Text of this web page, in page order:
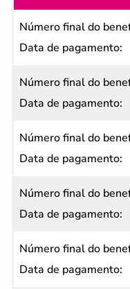
Número
final do
Data de
pagamento